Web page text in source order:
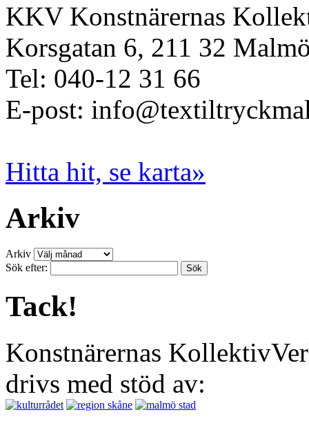
KKV Konstnärernas
Korsgatan 6, 211 32
Tel: 040-12 31 66
E-post:
Hitta hit, se karta»
Arkiv
Arkiv
Sök efter:
Tack!
Konstnärernas
drivs med stöd av: